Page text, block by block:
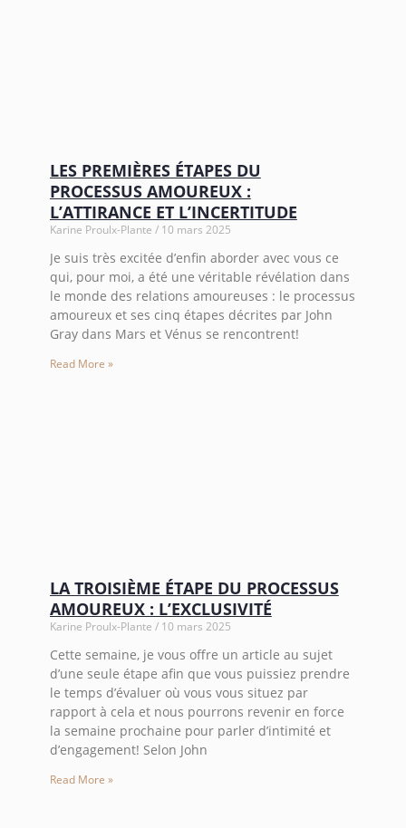
LES PREMIÈRES ÉTAPES DU
PROCESSUS AMOUREUX :
L’ATTIRANCE ET L’INCERTITUDE
Karine Proulx-Plante 10 mars 2025
Je suis très excitée d’enfin aborder avec vous ce
qui, pour moi, a été une véritable révélation dans
le monde des relations amoureuses : le processus
amoureux et ses cinq étapes décrites par John
Gray dans Mars et Vénus se rencontrent!
Read More »
LA TROISIÈME ÉTAPE DU PROCESSUS
AMOUREUX : L’EXCLUSIVITÉ
Karine Proulx-Plante 10 mars 2025
Cette semaine, je vous offre un article au sujet
d’une seule étape afin que vous puissiez prendre
le temps d’évaluer où vous vous situez par
rapport à cela et nous pourrons revenir en force
la semaine prochaine pour parler d’intimité et
d’engagement! Selon John
Read More »